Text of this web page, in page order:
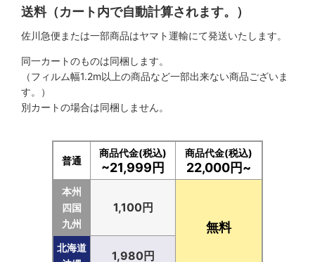
送料（カート内で自動計算されます。）
佐川急便または一部商品はヤマト運輸にて発送いたします。
同一カートのものは同梱します。
（フィルム幅1.2m以上の商品など一部出来ない商品ございま
す。）
別カートの場合は同梱しません。
普通
商品代金(税込)
~21,999円
商品代金(税込)
22,000円~
本州
四国
九州
1,100円
無料
北海道
1,980円